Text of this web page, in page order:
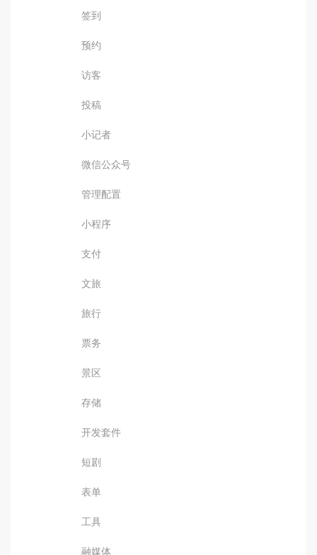
签到
预约
访客
投稿
小记者
微信公众号
管理配置
小程序
支付
文旅
旅行
票务
景区
存储
开发套件
短剧
表单
工具
融媒体